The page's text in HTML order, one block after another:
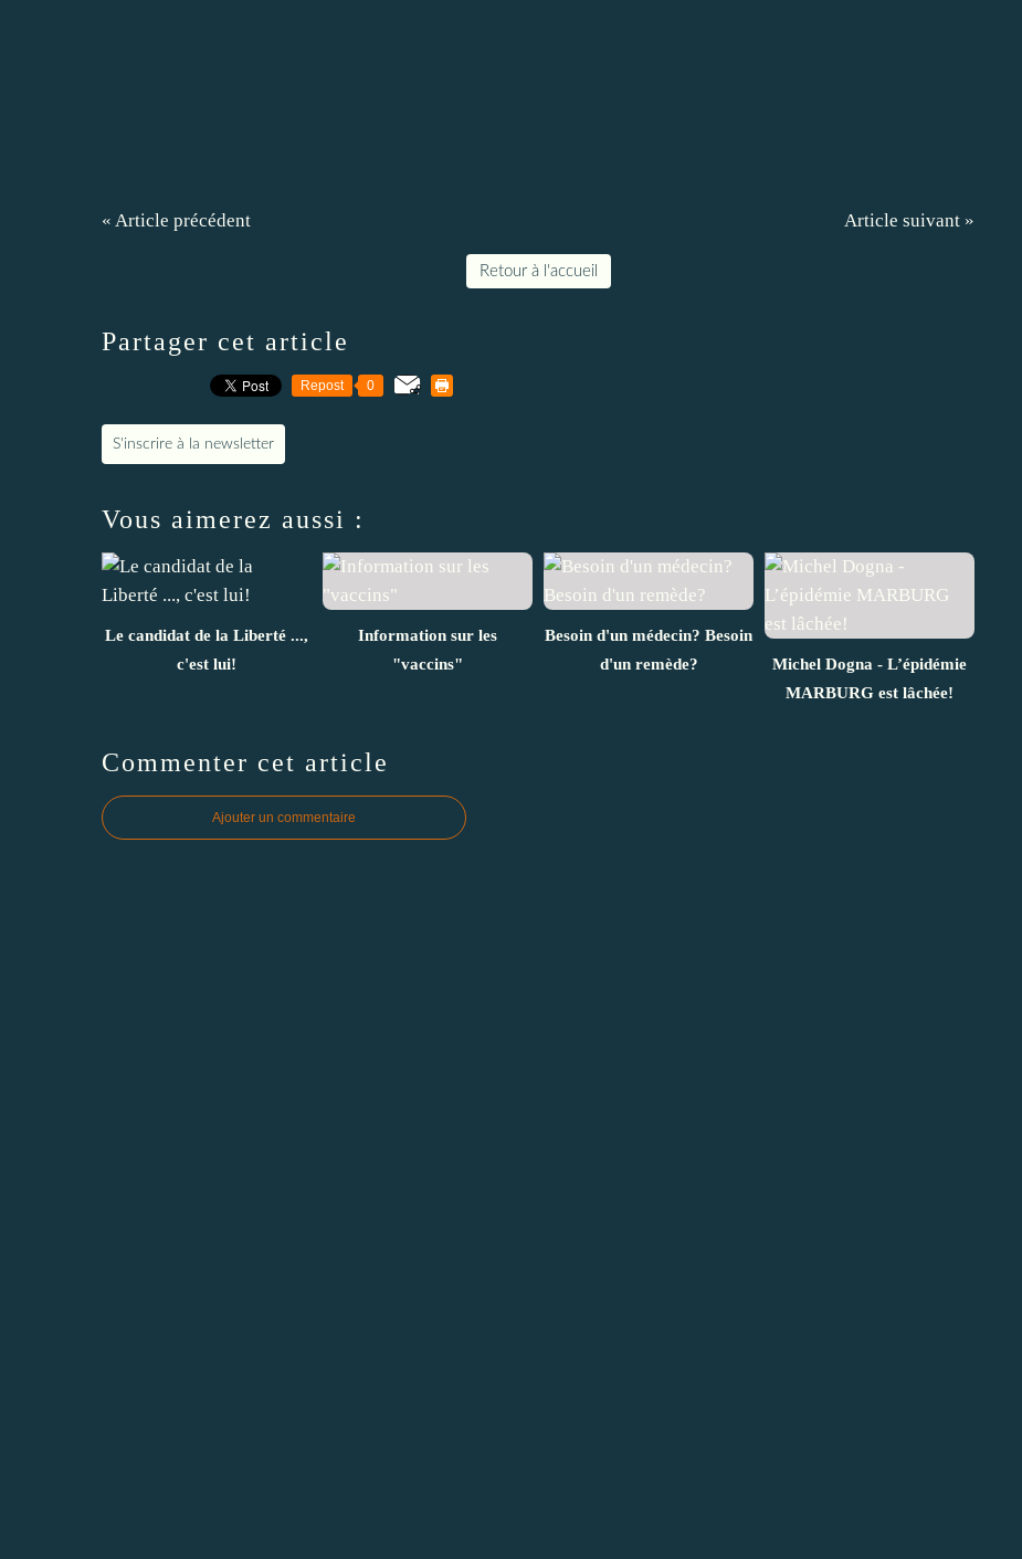
« Article précédent Article suivant »
Retour à l'accueil
Partager cet article
Repost 0
S'inscrire à la newsletter
Vous aimerez aussi :
Le candidat de la Liberté ...,
c'est lui!
Information sur les
"vaccins"
Besoin d'un médecin? Besoin
d'un remède?
Michel Dogna - L’épidémie
MARBURG est lâchée!
Commenter cet article
Ajouter un commentaire